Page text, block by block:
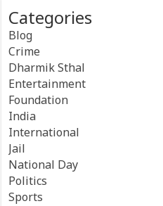
Categories
Blog
Crime
Dharmik Sthal
Entertainment
Foundation
India
International
Jail
National Day
Politics
Sports